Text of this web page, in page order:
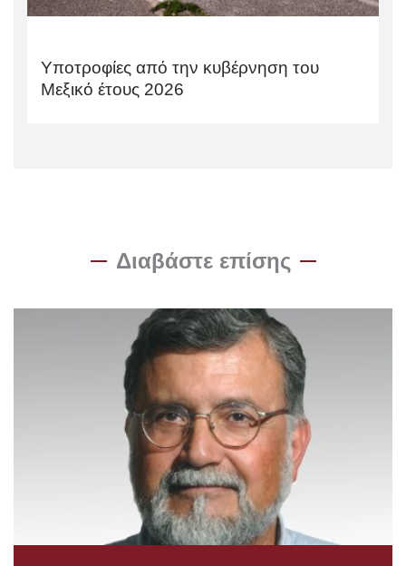
Υποτροφίες από την κυβέρνηση του
Μεξικό έτους 2026
Διαβάστε επίσης